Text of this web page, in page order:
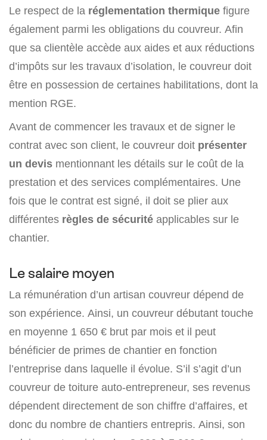
Le respect de la réglementation thermique figure
également parmi les obligations du couvreur. Afin
que sa clientèle accède aux aides et aux réductions
d’impôts sur les travaux d’isolation, le couvreur doit
être en possession de certaines habilitations, dont la
mention RGE.
Avant de commencer les travaux et de signer le
contrat avec son client, le couvreur doit présenter
un devis mentionnant les détails sur le coût de la
prestation et des services complémentaires. Une
fois que le contrat est signé, il doit se plier aux
différentes règles de sécurité applicables sur le
chantier.
Le salaire moyen
La rémunération d’un artisan couvreur dépend de
son expérience. Ainsi, un couvreur débutant touche
en moyenne 1 650 € brut par mois et il peut
bénéficier de primes de chantier en fonction
l’entreprise dans laquelle il évolue. S’il s’agit d’un
couvreur de toiture auto-entrepreneur, ses revenus
dépendent directement de son chiffre d’affaires, et
donc du nombre de chantiers entrepris. Ainsi, son